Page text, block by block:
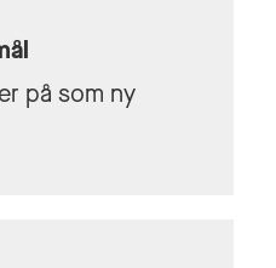
på som ny